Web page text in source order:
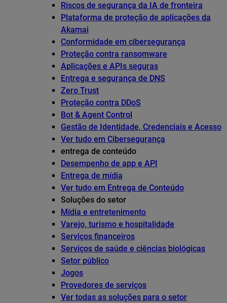
Riscos de segurança da IA de fronteira
Plataforma de proteção de aplicações da
Akamai
Conformidade em cibersegurança
Proteção contra ransomware
Aplicações e APIs seguras
Entrega e segurança de DNS
Zero Trust
Proteção contra DDoS
Bot & Agent Control
Gestão de Identidade, Credenciais e Acesso
Ver tudo em Cibersegurança
entrega de conteúdo
Desempenho de app e API
Entrega de mídia
Ver tudo em Entrega de Conteúdo
Soluções do setor
Mídia e entretenimento
Varejo, turismo e hospitalidade
Serviços financeiros
Serviços de saúde e ciências biológicas
Setor público
Jogos
Provedores de serviços
Ver todas as soluções para o setor